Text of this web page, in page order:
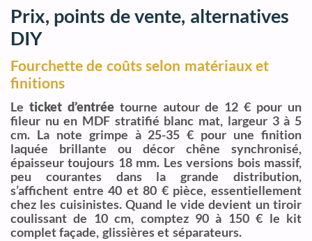
Prix, points de vente, alternatives
DIY
Fourchette de coûts selon matériaux et
finitions
Le ticket d’entréetourne autour de 12 € pour un
fileur nu en MDF stratifié blanc mat, largeur 3 à 5
cm. La note grimpe à 25-35 € pour une finition
laquée brillante ou décor chêne synchronisé,
épaisseur toujours 18 mm. Les versions bois massif,
peu courantes dans la grande distribution,
s’affichent entre 40 et 80 € pièce, essentiellement
chez les cuisinistes. Quand le vide devient un tiroir
coulissant de 10 cm, comptez 90 à 150 € le kit
complet façade, glissières et séparateurs.